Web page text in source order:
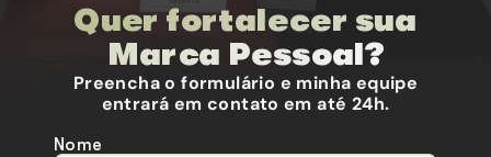
Quer fortalecer sua
Marca Pessoal?
Preencha o formulário e minha equipe
entrará em contato em até 24h.
Nome